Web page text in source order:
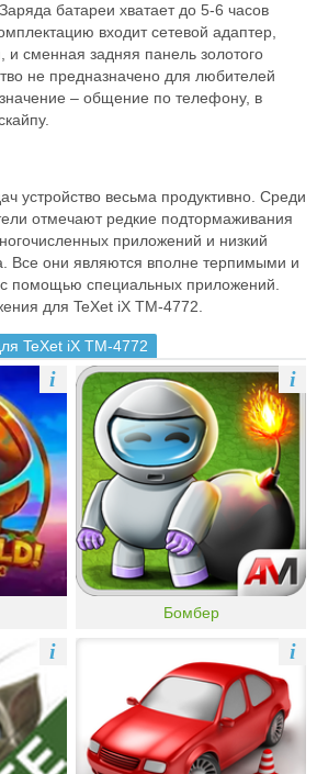
батареи хватает до 5-6 часов
входит сетевой адаптер,
и сменная задняя панель золотого
не предназначено для любителей
– общение по телефону, в
устройство весьма продуктивно. Среди
отмечают редкие подтормаживания
приложений и низкий
Все они являются вполне терпимыми и
помощью специальных приложений.
для TeXet iX TM-4772.
TeXet iX TM-4772
i
Бомбер
i
i i